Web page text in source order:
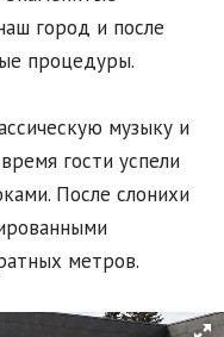
город и после
процедуры.
музыку и
гости успели
После слонихи
метров.